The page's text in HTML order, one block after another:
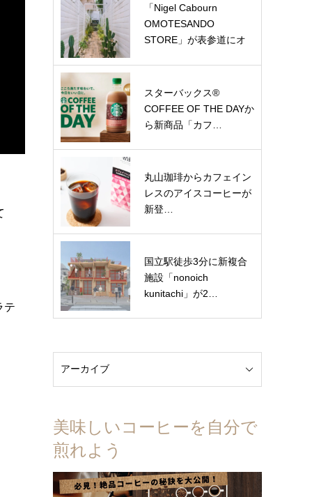
テ
「Nigel Cabourn
OMOTESANDO
STORE」が表参道にオ
スターバックス®
COFFEE OF THE DAYか
ら新商品「カフ…
丸山珈琲からカフェイン
レスのアイスコーヒーが
新登…
国立駅徒歩3分に新複合
施設「nonoich
kunitachi」が2…
美味しいコーヒーを自分で
煎れよう